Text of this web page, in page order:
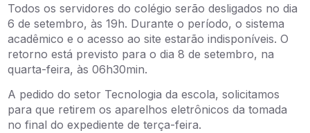
Todos os servidores do colégio serão desligados no dia
6 de setembro, às 19h. Durante o período, o sistema
acadêmico e o acesso ao site estarão indisponíveis. O
retorno está previsto para o dia 8 de setembro, na
quarta-feira, às 06h30min.
A pedido do setor Tecnologia da escola, solicitamos
para que retirem os aparelhos eletrônicos da tomada
no final do expediente de terça-feira.